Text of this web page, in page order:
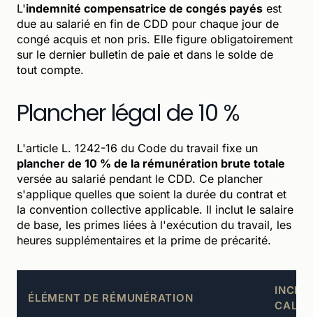
L'indemnité compensatrice de congés payés est
due au salarié en fin de CDD pour chaque jour de
congé acquis et non pris. Elle figure obligatoirement
sur le dernier bulletin de paie et dans le solde de
tout compte.
Plancher légal de 10 %
L'article L. 1242-16 du Code du travail fixe un
plancher de 10 % de la rémunération brute totale
versée au salarié pendant le CDD. Ce plancher
s'applique quelles que soient la durée du contrat et
la convention collective applicable. Il inclut le salaire
de base, les primes liées à l'exécution du travail, les
heures supplémentaires et la prime de précarité.
ÉLÉMENT DE RÉMUNÉRATION